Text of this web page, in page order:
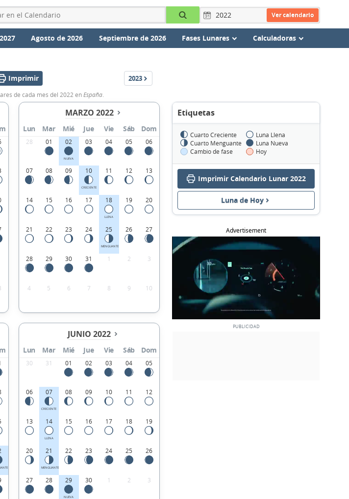
Ver calendario
Agosto de 2026 Septiembre de 2026 Fases Lunares Calculadoras
Imprimir 2023
de cada mes del 2022 enEspaña.
MARZO 2022
Lun Mar Mié Jue Vie Sáb Dom
28 01 02
NUEVA
03 04 05 06
07 08 09 10
CRECIENTE
11 12 13
14 15 16 17 18
LLENA
19 20
21 22 23 24 25
MENGUANTE
26 27
28 29 30 31 1 2 3
4 5 6 7 8 9 10
JUNIO 2022
Lun Mar Mié Jue Vie Sáb Dom
30 31 01 02 03 04 05
06 07
CRECIENTE
08 09 10 11 12
13 14
LLENA
15 16 17 18 19
20 21
MENGUANTE
22 23 24 25 26
27 28 29
NUEVA
30 1 2 3
Etiquetas
Cuarto Creciente
Luna Llena
Cuarto Menguante
Luna Nueva
Cambio de fase
Hoy
Imprimir Calendario Lunar 2022
Luna de Hoy
Advertisement